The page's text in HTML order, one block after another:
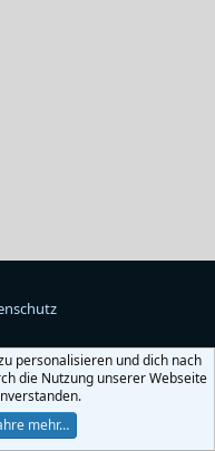
personalisieren und dich nach
die Nutzung unserer Webseite
mehr…